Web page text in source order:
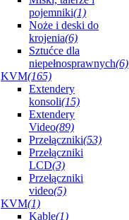
pojemniki(1)
Noże i deski do
krojenia(6)
Sztućce dla
niepełnosprawnych(6)
KVM(165)
Extendery
konsoli(15)
Extendery
Video(89)
Przełączniki(53)
Przełączniki
LCD(3)
Przełączniki
video(5)
KVM(1)
Kable(1)